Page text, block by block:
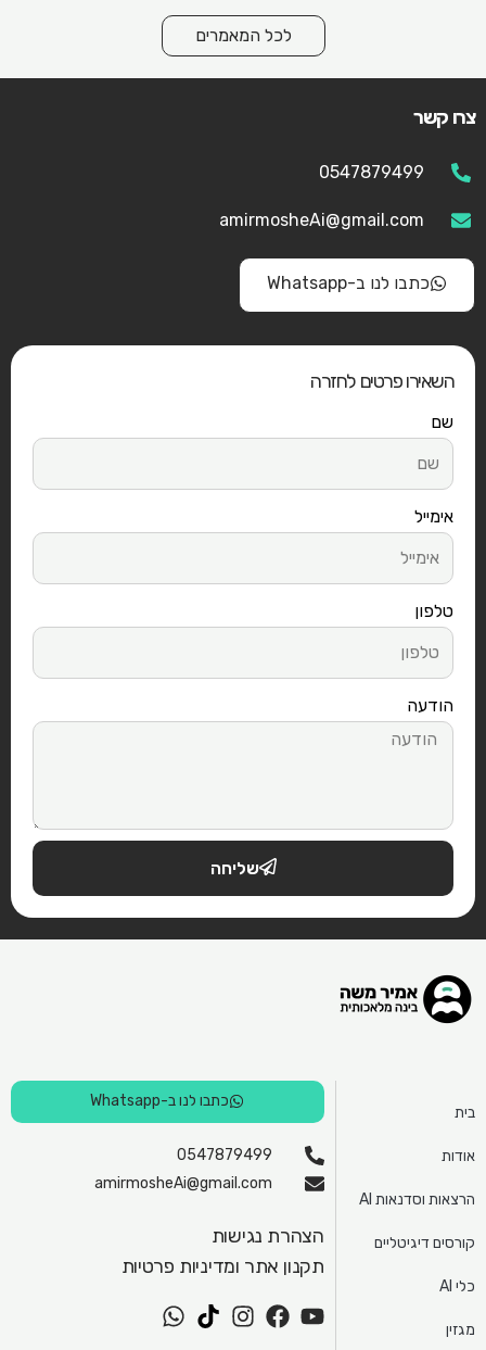
לכל המאמרים
צרו קשר
0547879499
amirmosheAi@gmail.com
כתבו לנו ב-Whatsapp
השאירו פרטים לחזרה
שם
אימייל
טלפון
הודעה
שליחה
בית
אודות
הרצאות וסדנאות AI
קורסים דיגיטליים
כלי AI
מגזין
כתבו לנו ב-Whatsapp
0547879499
amirmosheAi@gmail.com
הצהרת נגישות
תקנון אתר ומדיניות פרטיות
Y
F
I
T
W